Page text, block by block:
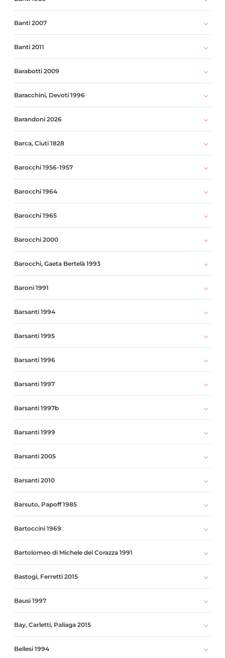
Banti 2007
Banti 2011
Barabotti 2009
Baracchini, Devoti 1996
Barandoni 2026
Barca, Ciuti 1828
Barocchi 1956-1957
Barocchi 1964
Barocchi 1965
Barocchi 2000
Barocchi, Gaeta Bertelà 1993
Baroni 1991
Barsanti 1994
Barsanti 1995
Barsanti 1996
Barsanti 1997
Barsanti 1997b
Barsanti 1999
Barsanti 2005
Barsanti 2010
Barsuto, Papoff 1985
Bartoccini 1969
Bartolomeo di Michele del Corazza 1991
Bastogi, Ferretti 2015
Bausi 1997
Bay, Carletti, Paliaga 2015
Bellesi 1994